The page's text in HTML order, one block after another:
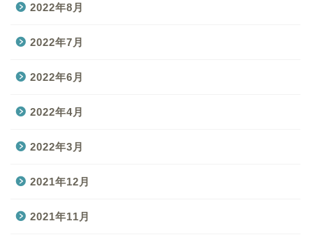
2022年8月
2022年7月
2022年6月
2022年4月
2022年3月
2021年12月
2021年11月